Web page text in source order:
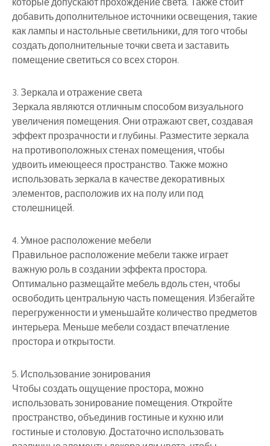
добавить дополнительное источники освещения, такие
как лампы и настольные светильники, для того чтобы
создать дополнительные точки света и заставить
помещение светиться со всех сторон.
3. Зеркала и отражение света
Зеркала являются отличным способом визуального
увеличения помещения. Они отражают свет, создавая
эффект прозрачности и глубины. Разместите зеркала
на противоположных стенах помещения, чтобы
удвоить имеющееся пространство. Также можно
использовать зеркала в качестве декоративных
элементов, расположив их на полу или под
столешницей.
4. Умное расположение мебели
Правильное расположение мебели также играет
важную роль в создании эффекта простора.
Оптимально размещайте мебель вдоль стен, чтобы
освободить центральную часть помещения. Избегайте
перегруженности и уменьшайте количество предметов
интерьера. Меньше мебели создаст впечатление
простора и открытости.
5. Использование зонирования
Чтобы создать ощущение простора, можно
использовать зонирование помещения. Откройте
пространство, объединив гостиные и кухню или
гостиные и столовую. Достаточно использовать